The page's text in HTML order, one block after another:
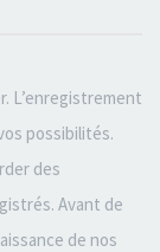
L’enregistrement
possibilités.
des
Avant de
de nos